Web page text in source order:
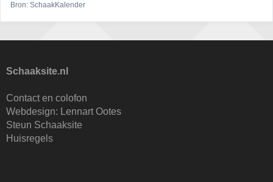
25 augustus 2026 · Bunschoten-Spakenburg
27 augustus 2026 · Delft
KC Open
28 augustus 2026 · Haarlem
Bron: SchaakKalender
Schaaksite.nl
Contact en colofon
Webdesign: Lennart Ootes
Steun Schaaksite
Huisregels